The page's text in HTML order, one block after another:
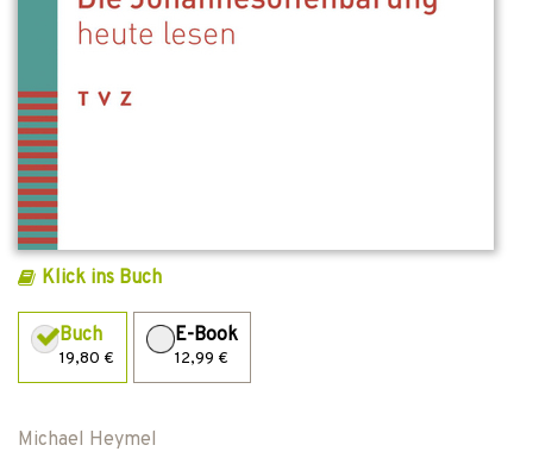
Klick ins Buch
Buch
19,80 €
E-Book
12,99 €
Michael Heymel